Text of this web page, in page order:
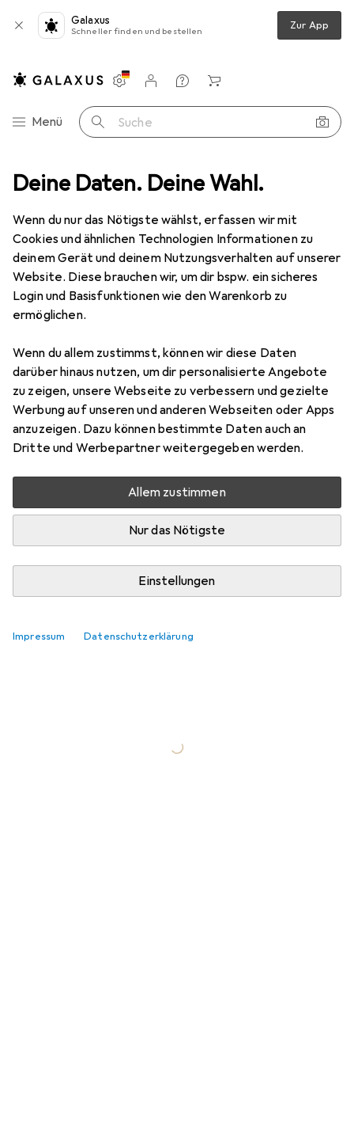
Deine Daten. Deine Wahl.
Wenn du nur das Nötigste wählst, erfassen wir mit
Cookies und ähnlichen Technologien Informationen zu
deinem Gerät und deinem Nutzungsverhalten auf unserer
Website. Diese brauchen wir, um dir bspw. ein sicheres
Login und Basisfunktionen wie den Warenkorb zu
ermöglichen.
Wenn du allem zustimmst, können wir diese Daten
darüber hinaus nutzen, um dir personalisierte Angebote
zu zeigen, unsere Webseite zu verbessern und gezielte
Werbung auf unseren und anderen Webseiten oder Apps
anzuzeigen. Dazu können bestimmte Daten auch an
Dritte und Werbepartner weitergegeben werden.
Allem zustimmen
Nur das Nötigste
Einstellungen
Impressum Datenschutzerklärung
Galaxus
Schneller finden und bestellen Zur App
Navigation nach Kategorien
Menü Suche
Einstellungen
Kundenkonto
Vergleichslisten
Merklisten
Warenkorb
Gebraucht IT + Multimedia Gaming + VR
Gebraucht PC Gaming